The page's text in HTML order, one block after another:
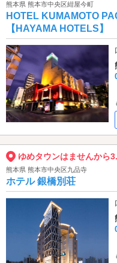
熊本県 熊本市中央区紺屋今町
HOTEL KUMAMOTO
【HAYAMA HOTELS】
ゆめタウンはませんから
熊本県 熊本市中央区九品寺
ホテル 銀橋別荘